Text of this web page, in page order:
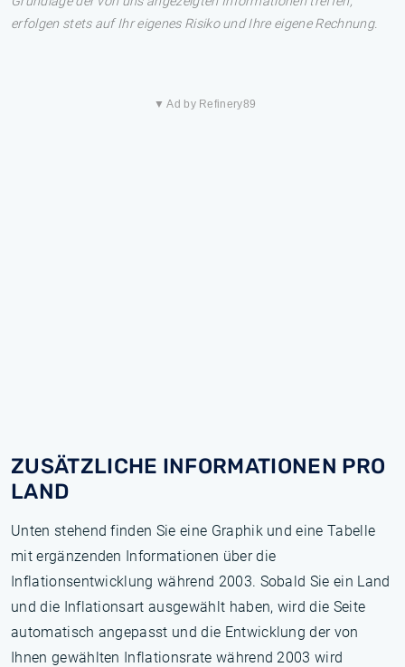
erfolgen stets auf Ihr eigenes Risiko und Ihre eigene Rechnung.
▼ Ad by Refinery89
ZUSÄTZLICHE INFORMATIONEN PRO
LAND
Unten stehend finden Sie eine Graphik und eine Tabelle
mit ergänzenden Informationen über die
Inflationsentwicklung während 2003. Sobald Sie ein Land
und die Inflationsart ausgewählt haben, wird die Seite
automatisch angepasst und die Entwicklung der von
Ihnen gewählten Inflationsrate während 2003 wird